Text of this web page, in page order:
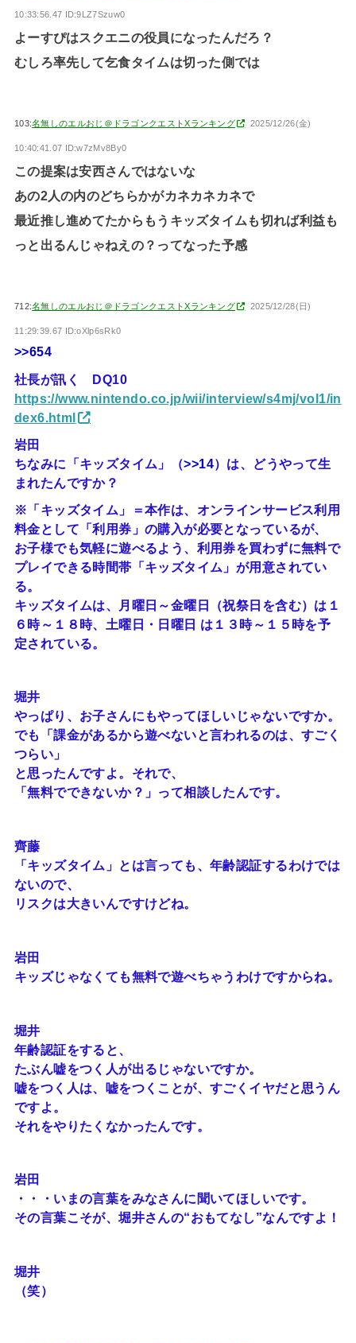
10:33:56.47 ID:9LZ7Szuw0
よーすぴはスクエニの役員になったんだろ？
むしろ率先して乞食タイムは切った側では
103:名無しのエルおじ＠ドラゴンクエストXランキング 2025/12/26(金)
10:40:41.07 ID:w7zMv8By0
この提案は安西さんではないな
あの2人の内のどちらかがカネカネカネで
最近推し進めてたからもうキッズタイムも切れば利益も
っと出るんじゃねえの？ってなった予感
712:名無しのエルおじ＠ドラゴンクエストXランキング 2025/12/28(日)
11:29:39.67 ID:oXlp6sRk0
>>654
社長が訊く DQ10
https://www.nintendo.co.jp/wii/interview/s4mj/vol1/in
dex6.html
岩田
ちなみに「キッズタイム」（>>14）は、どうやって生
まれたんですか？
※「キッズタイム」＝本作は、オンラインサービス利用
料金として「利用券」の購入が必要となっているが、
お子様でも気軽に遊べるよう、利用券を買わずに無料で
プレイできる時間帯「キッズタイム」が用意されてい
る。
キッズタイムは、月曜日～金曜日（祝祭日を含む）は１
６時～１８時、土曜日・日曜日 は１３時～１５時を予
定されている。
堀井
やっぱり、お子さんにもやってほしいじゃないですか。
でも「課金があるから遊べないと言われるのは、すごく
つらい」
と思ったんですよ。それで、
「無料でできないか？」って相談したんです。
齊藤
「キッズタイム」とは言っても、年齢認証するわけでは
ないので、
リスクは大きいんですけどね。
岩田
キッズじゃなくても無料で遊べちゃうわけですからね。
堀井
年齢認証をすると、
たぶん嘘をつく人が出るじゃないですか。
嘘をつく人は、嘘をつくことが、すごくイヤだと思うん
ですよ。
それをやりたくなかったんです。
岩田
・・・いまの言葉をみなさんに聞いてほしいです。
その言葉こそが、堀井さんの“おもてなし”なんですよ！
堀井
（笑）